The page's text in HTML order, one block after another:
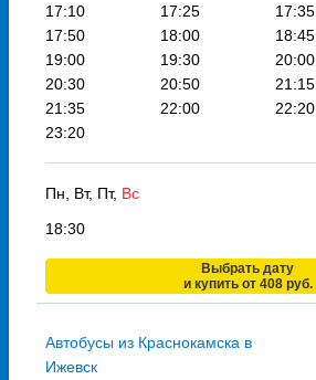
17:10
17:25
17:35
17:50
18:00
18:45
19:00
19:30
20:00
20:30
20:50
21:15
21:35
22:00
22:20
23:20
Пн, Вт, Пт, Вс
18:30
Выбрать дату
и купить от 408 руб.
Автобусы из Краснокамска в
Ижевск